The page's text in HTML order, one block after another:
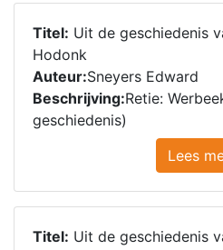
Titel: Uit de geschiedenis
Hodonk
Auteur:Sneyers Edward
Beschrijving:Retie:
geschiedenis)
Lees
Titel: Uit de geschiedenis